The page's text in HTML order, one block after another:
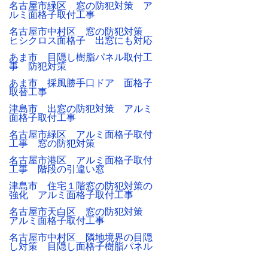
名古屋市緑区 窓の防犯対策 ア
ルミ面格子取付工事
名古屋市中村区 窓の防犯対策
ヒシクロス面格子 出窓にも対応
あま市 目隠し樹脂パネル取付工
事 防犯対策
あま市 採風勝手口ドア 面格子
取替工事
津島市 出窓の防犯対策 アルミ
面格子取付工事
名古屋市緑区 アルミ面格子取付
工事 窓の防犯対策
名古屋市港区 アルミ面格子取付
工事 階段の引違い窓
津島市 住宅１階窓の防犯対策の
強化 アルミ面格子取付工事
名古屋市天白区 窓の防犯対策
アルミ面格子取付工事
名古屋市中村区 隣地境界の目隠
し対策 目隠し面格子樹脂パネル